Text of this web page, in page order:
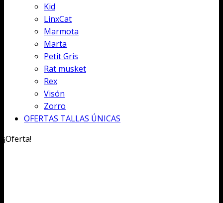
Kid
LinxCat
Marmota
Marta
Petit Gris
Rat musket
Rex
Visón
Zorro
OFERTAS TALLAS ÚNICAS
¡Oferta!